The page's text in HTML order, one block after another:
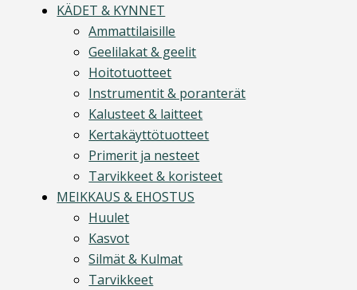
KÄDET & KYNNET
Ammattilaisille
Geelilakat & geelit
Hoitotuotteet
Instrumentit & poranterät
Kalusteet & laitteet
Kertakäyttötuotteet
Primerit ja nesteet
Tarvikkeet & koristeet
MEIKKAUS & EHOSTUS
Huulet
Kasvot
Silmät & Kulmat
Tarvikkeet